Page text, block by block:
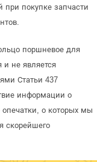
при покупке запчасти
поршневое для
и не является
Статьи 437
информации о
опечатки, о которых мы
скорейшего